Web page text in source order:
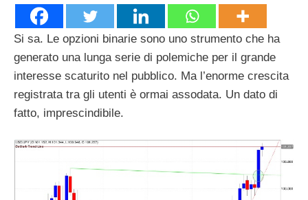
Si sa. Le opzioni binarie sono uno strumento che ha
generato una lunga serie di polemiche per il grande
interesse scaturito nel pubblico. Ma l’enorme crescita
registrata tra gli utenti è ormai assodata. Un dato di
fatto, imprescindibile.